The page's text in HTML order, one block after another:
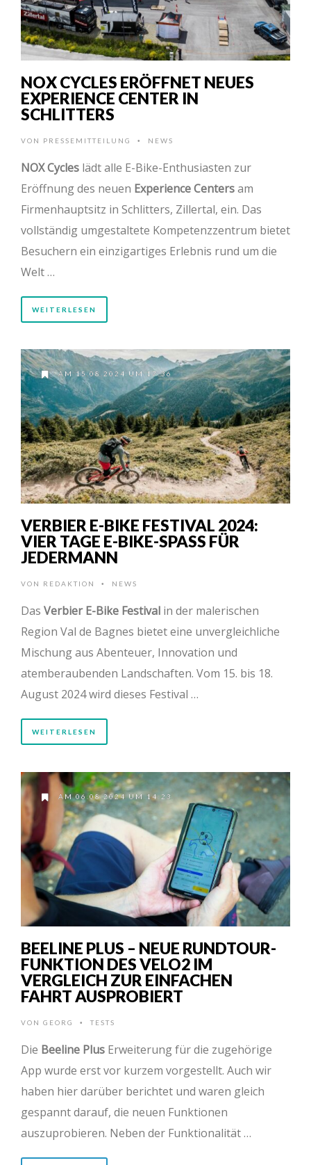
NOX CYCLES ERÖFFNET NEUES
EXPERIENCE CENTER IN
SCHLITTERS
VON PRESSEMITTEILUNG • NEWS
NOX Cycles lädt alle E-Bike-Enthusiasten zur
Eröffnung des neuen Experience Centersam
Firmenhauptsitz in Schlitters, Zillertal, ein. Das
vollständig umgestaltete Kompetenzzentrum bietet
Besuchern ein einzigartiges Erlebnis rund um die
Welt …
WEITERLESEN
AM 15.08.2024 UM 17:36
VERBIER E-BIKE FESTIVAL 2024:
VIER TAGE E-BIKE-SPASS FÜR J
EDERMANN
VON REDAKTION • NEWS
Das Verbier E-Bike Festival in der malerischen
Region Val de Bagnes bietet eine unvergleichliche
Mischung aus Abenteuer, Innovation und
atemberaubenden Landschaften. Vom 15. bis 18.
August 2024 wird dieses Festival …
WEITERLESEN
AM 06.08.2024 UM 14:23
BEELINE PLUS – NEUE RUNDTOUR-
FUNKTION DES VELO2 IM
VERGLEICH ZUR EINFACHEN
FAHRT AUSPROBIERT
VON GEORG • TESTS
Die Beeline Plus Erweiterung für die zugehörige
App wurde erst vor kurzem vorgestellt. Auch wir
haben hier darüber berichtet und waren gleich
gespannt darauf, die neuen Funktionen
auszuprobieren. Neben der Funktionalität …